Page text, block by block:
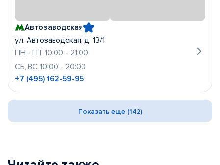
Автозаводская
ул. Автозаводская, д. 13/1
ПН - ПТ 10:00 - 21:00
СБ, ВС 10:00 - 20:00
+7 (495) 162-59-95
Показать еще (142)